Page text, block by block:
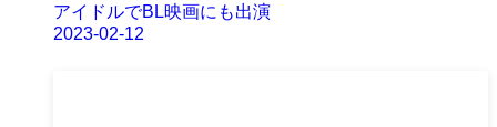
アイドルでBL映画にも出演
2023-02-12